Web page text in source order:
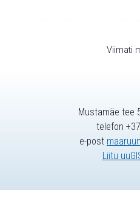
Viimati
Mustamäe tee
telefon
e-post
Liitu